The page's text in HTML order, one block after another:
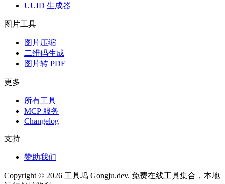
UUID 生成器
图片工具
图片压缩
二维码生成
图片转 PDF
更多
所有工具
MCP 服务
Changelog
支持
赞助我们
Copyright © 2026 工具坞 Gongju.dev. 免费在线工具集合，本地